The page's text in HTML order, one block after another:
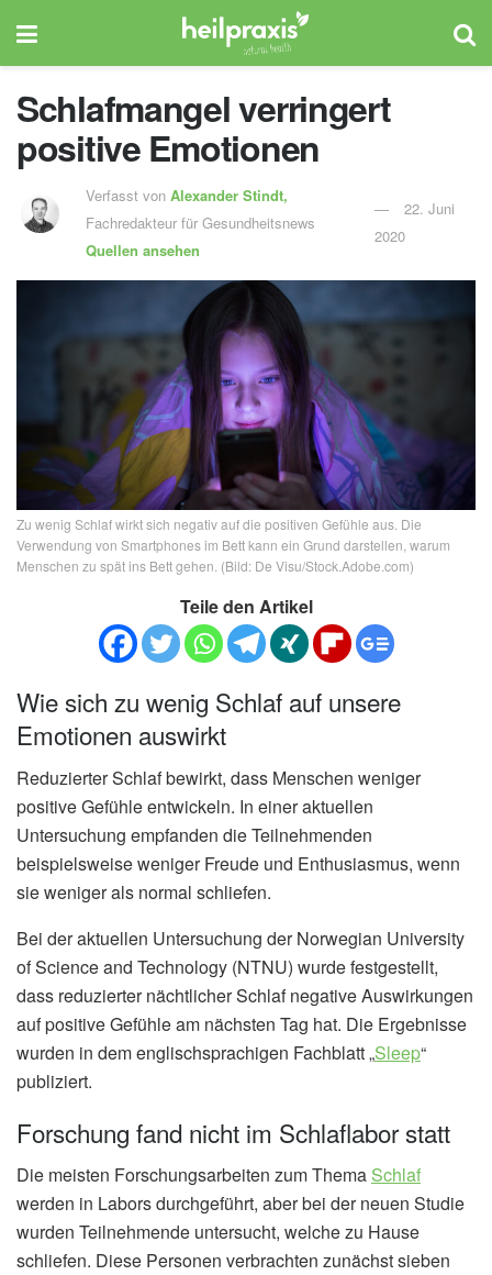
Schlafmangel verringert
positive Emotionen
Verfasst von Alexander Stindt,
Fachredakteur für Gesundheitsnews
Quellen ansehen
22. Juni
2020
Zu wenig Schlaf wirkt sich negativ auf die positiven Gefühle aus. Die
Verwendung von Smartphones im Bett kann ein Grund darstellen, warum
Menschen zu spät ins Bett gehen. (Bild: De Visu/Stock.Adobe.com)
Teile den Artikel
Wie sich zu wenig Schlaf auf unsere
Emotionen auswirkt
Reduzierter Schlaf bewirkt, dass Menschen weniger
positive Gefühle entwickeln. In einer aktuellen
Untersuchung empfanden die Teilnehmenden
beispielsweise weniger Freude und Enthusiasmus, wenn
sie weniger als normal schliefen.
Bei der aktuellen Untersuchung der Norwegian University
of Science and Technology (NTNU) wurde festgestellt,
dass reduzierter nächtlicher Schlaf negative Auswirkungen
auf positive Gefühle am nächsten Tag hat. Die Ergebnisse
wurden in dem englischsprachigen Fachblatt „Sleep“
publiziert.
Forschung fand nicht im Schlaflabor statt
Die meisten Forschungsarbeiten zum Thema Schlaf
werden in Labors durchgeführt, aber bei der neuen Studie
wurden Teilnehmende untersucht, welche zu Hause
schliefen. Diese Personen verbrachten zunächst sieben